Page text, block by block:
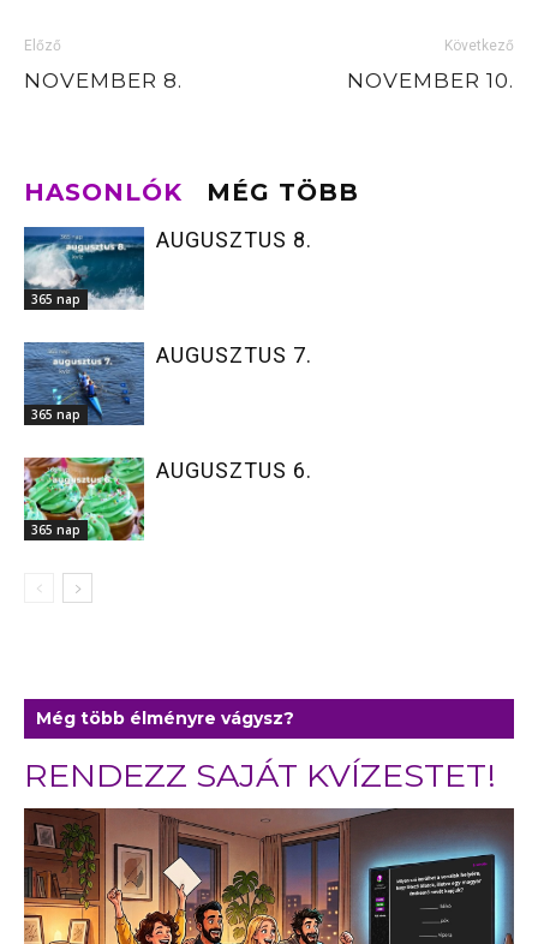
Előző
NOVEMBER 8.
Következő
NOVEMBER 10.
HASONLÓK MÉG TÖBB
365 nap
AUGUSZTUS 8.
365 nap
AUGUSZTUS 7.
365 nap
AUGUSZTUS 6.
Még több élményre vágysz?
RENDEZZ SAJÁT KVÍZESTET!